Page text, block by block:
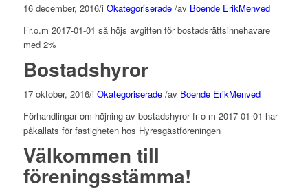
16 december, 2016/i Okategoriserade /av Boende ErikMenved
Fr.o.m 2017-01-01 så höjs avgiften för bostadsrättsinnehavare
med 2%
Bostadshyror
17 oktober, 2016/i Okategoriserade /av Boende ErikMenved
Förhandlingar om höjning av bostadshyror fr o m 2017-01-01 har
påkallats för fastigheten hos Hyresgästföreningen
Välkommen till
föreningsstämma!